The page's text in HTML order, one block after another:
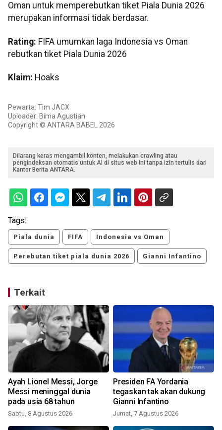
Oman untuk memperebutkan tiket Piala Dunia 2026
merupakan informasi tidak berdasar.
Rating: FIFA umumkan laga Indonesia vs Oman
rebutkan tiket Piala Dunia 2026
Klaim: Hoaks
Pewarta: Tim JACX
Uploader: Bima Agustian
Copyright © ANTARA BABEL 2026
Dilarang keras mengambil konten, melakukan crawling atau
pengindeksan otomatis untuk AI di situs web ini tanpa izin tertulis dari
Kantor Berita ANTARA.
Tags:
Piala dunia FIFA Indonesia vs Oman
Perebutan tiket piala dunia 2026 Gianni Infantino
Terkait
Ayah Lionel Messi, Jorge
Messi meninggal dunia
pada usia 68 tahun
Sabtu, 8 Agustus 2026
Presiden FA Yordania
tegaskan tak akan dukung
Gianni Infantino
Jumat, 7 Agustus 2026